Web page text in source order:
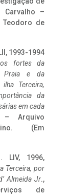
Carvalho –
Teodoro de
1993-1994
fortes da
Praia e da
Terceira,
da
em cada
– Arquivo
(Em
LIV, 1996,
Terceira, por
Almeida Jr.,
de